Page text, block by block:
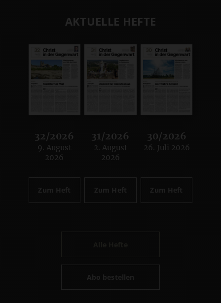
AKTUELLE HEFTE
32/2026
:
9. August
2026
Zum Heft
31/2026
:
2. August
2026
Zum Heft
30/2026
:
26. Juli 2026
Zum Heft
Abo bestellen